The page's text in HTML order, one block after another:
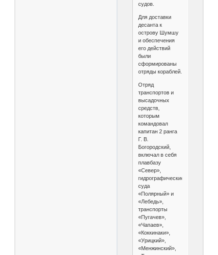
судов.
Для доставки
десанта к
острову Шумшу
и обеспечения
его действий
были
сформированы
отряды кораблей.
Отряд
транспортов и
высадочных
средств,
которым
командовал
капитан 2 ранга
Г. В.
Богородский,
включал в себя
плавбазу
«Север»,
гидрографические
суда
«Полярный» и
«Лебедь»,
транспорты
«Пугачев»,
«Чапаев»,
«Коккинаки»,
«Урицкий»,
«Менжинский»,